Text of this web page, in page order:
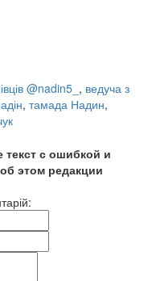
@nadin5_ , ведуча з
, тамада Надин,
с ошибкой и
этом редакции